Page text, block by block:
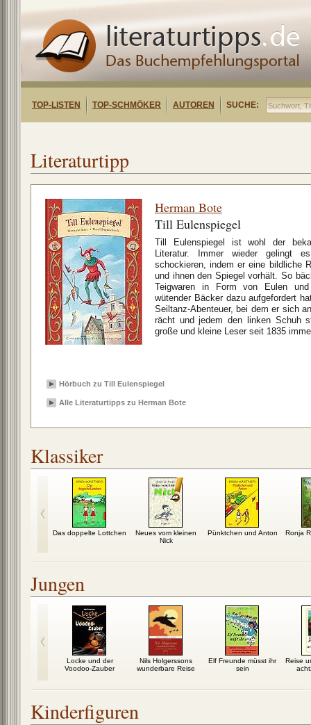
TOP-LISTEN TOP-SCHMÖKER AUTOREN SUCHE:
Literaturtipp
Herman Bote
Till Eulenspiegel
Till Eulenspiegel ist wohl der
Literatur. Immer wieder gelingt
schockieren, indem er eine bildliche
und ihnen den Spiegel vorhält. So
Teigwaren in Form von Eulen
wütender Bäcker dazu aufgefordert
Seiltanz-Abenteuer, bei dem er sich
rächt und jedem den linken Schuh
große und kleine Leser seit 1835
Hörbuch zu Till Eulenspiegel
Alle Literaturtipps zu Herman Bote
Klassiker
Das doppelte Lottchen
Neues vom kleinen
Nick
Pünktchen und Anton Ronja
Jungen
Locke und der
Voodoo-Zauber
Nils Holgerssons
wunderbare Reise
Elf Freunde müsst ihr
sein
Reise
Kinderfiguren